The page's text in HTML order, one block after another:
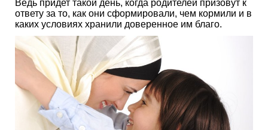
Ведь придет такой день, когда родителей призовут к
ответу за то, как они сформировали, чем кормили и в
каких условиях хранили доверенное им благо.